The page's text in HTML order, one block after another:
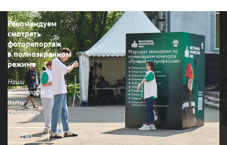
Рекомендуем
смотреть
фоторепортаж
в полноэкранном
режиме
Наши
фотографы
очень
старались
Нет,